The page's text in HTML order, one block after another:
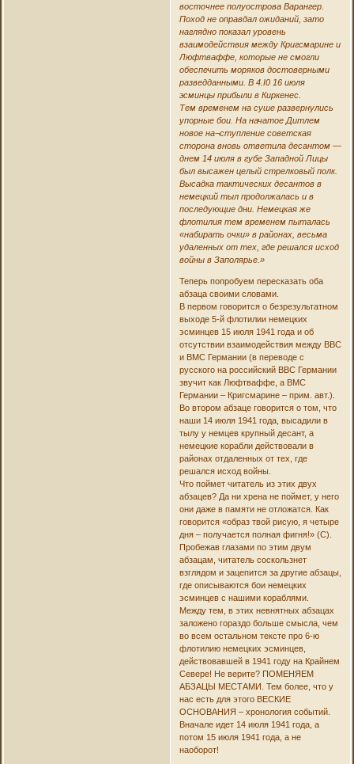
восточнее полуострова Варангер.
Поход не оправдал ожиданий, зато
наглядно показал уровень
взаимодействия между Кригсмарине и
Люфтваффе, которые не смогли
обеспечить моряков достоверными
разведданными. B 4.I0 16 июля
эсминцы прибыли в Киркенес.
Тем временем на суше развернулись
упорные бои. На начатое Дитлем
новое на¬ступление советская
сторона вновь ответила десантом —
днем 14 июля в губе Западной Лицы
был высажен целый стрелковый полк.
Высадка тактических десантов в
немецкий тыл продолжалась и в
последующие дни. Немецкая же
флотилия тем временем пыталась
«набирать очки» в районах, весьма
удаленных от тех, где решался исход
войны в Заполярье.»
Теперь попробуем пересказать оба
абзаца своими словами.
В первом говорится о безрезультатном
выходе 5-й флотилии немецких
эсминцев 15 июля 1941 года и об
отсутствии взаимодействия между ВВС
и ВМС Германии (в переводе с
русского на российский ВВС Германии
звучит как Люфтваффе, а ВМС
Германии – Кригсмарине – прим. авт.).
Во втором абзаце говорится о том, что
наши 14 июля 1941 года, высадили в
тылу у немцев крупный десант, а
немецкие корабли действовали в
районах отдаленных от тех, где
решался исход войны.
Что поймет читатель из этих двух
абзацев? Да ни хрена не поймет, у него
они даже в памяти не отложатся. Как
говорится «образ твой рисую, я четыре
дня – получается полная фигня!» (С).
Пробежав глазами по этим двум
абзацам, читатель соскользнет
взглядом и зацепится за другие абзацы,
где описываются бои немецких
эсминцев с нашими кораблями.
Между тем, в этих невнятных абзацах
заложено гораздо больше смысла, чем
во всем остальном тексте про 6-ю
флотилию немецких эсминцев,
действовавшей в 1941 году на Крайнем
Севере! Не верите? ПОМЕНЯЕМ
АБЗАЦЫ МЕСТАМИ. Тем более, что у
нас есть для этого ВЕСКИЕ
ОСНОВАНИЯ – хронология событий.
Вначале идет 14 июля 1941 года, а
потом 15 июля 1941 года, а не
наоборот!